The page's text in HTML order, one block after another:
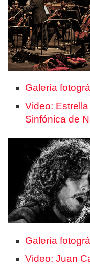
Galería
Video:
Sinfónica de
Galería
Video: Juan